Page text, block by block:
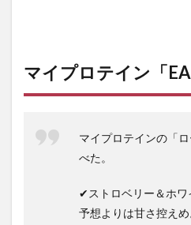
マイプロテイン「
マイプロテインの「
べた。
✔ストロベリー＆ホワ
予想よりは甘さ控え